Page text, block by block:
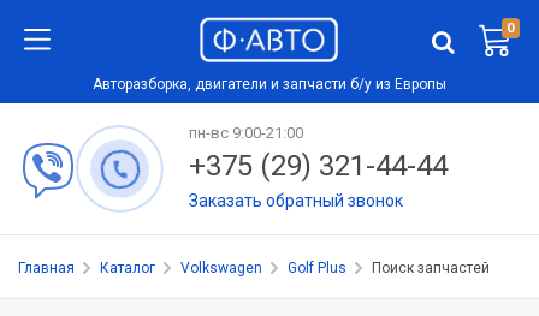
0
Авторазборка, двигатели и запчасти б/у из Европы
пн-вс 9:00-21:00
+375 (29) 321-44-44
Заказать обратный звонок
Главная Каталог Volkswagen Golf Plus Поиск запчастей